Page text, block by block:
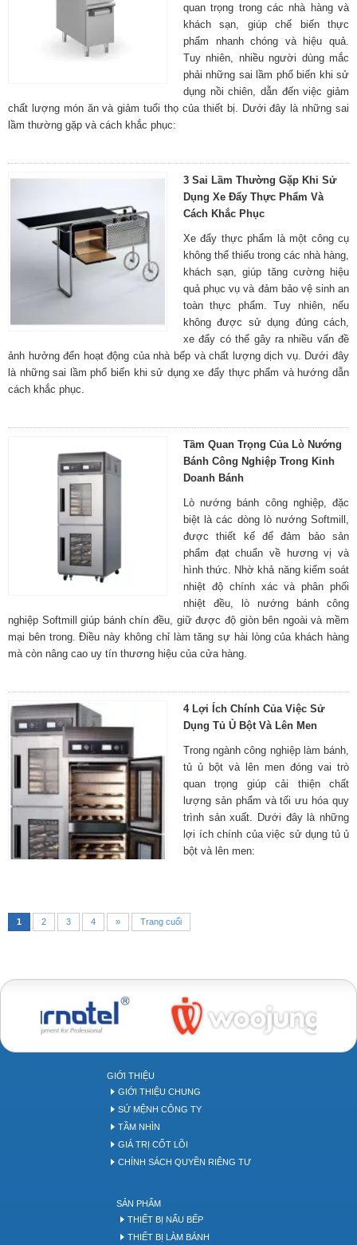
quan trọng trong các nhà hàng và
khách sạn, giúp chế biến thực
phẩm nhanh chóng và hiệu quả.
Tuy nhiên, nhiều người dùng mắc
phải những sai lầm phổ biến khi sử
dụng nồi chiên, dẫn đến việc giảm
chất lượng món ăn và giảm tuổi thọ của thiết bị. Dưới đây là những sai
lầm thường gặp và cách khắc phục:
3 Sai Lầm Thường Gặp Khi Sử
Dụng Xe Đẩy Thực Phẩm Và
Cách Khắc Phục
Xe đẩy thực phẩm là một công cụ
không thể thiếu trong các nhà hàng,
khách sạn, giúp tăng cường hiệu
quả phục vụ và đảm bảo vệ sinh an
toàn thực phẩm. Tuy nhiên, nếu
không được sử dụng đúng cách,
xe đẩy có thể gây ra nhiều vấn đề
ảnh hưởng đến hoạt động của nhà bếp và chất lượng dịch vụ. Dưới đây
là những sai lầm phổ biến khi sử dụng xe đẩy thực phẩm và hướng dẫn
cách khắc phục.
Tầm Quan Trọng Của Lò Nướng
Bánh Công Nghiệp Trong Kinh
Doanh Bánh
Lò nướng bánh công nghiệp, đặc
biệt là các dòng lò nướng Softmill,
được thiết kế để đảm bảo sản
phẩm đạt chuẩn về hương vị và
hình thức. Nhờ khả năng kiểm soát
nhiệt độ chính xác và phân phối
nhiệt đều, lò nướng bánh công
nghiệp Softmill giúp bánh chín đều, giữ được độ giòn bên ngoài và mềm
mại bên trong. Điều này không chỉ làm tăng sự hài lòng của khách hàng
mà còn nâng cao uy tín thương hiệu của cửa hàng.
4 Lợi Ích Chính Của Việc Sử
Dụng Tủ Ủ Bột Và Lên Men
Trong ngành công nghiệp làm bánh,
tủ ủ bột và lên men đóng vai trò
quan trọng giúp cải thiện chất
lượng sản phẩm và tối ưu hóa quy
trình sản xuất. Dưới đây là những
lợi ích chính của việc sử dụng tủ ủ
bột và lên men:
1 2 3 4 » Trang cuối
GIỚI THIỆU
GIỚI THIỆU CHUNG
SỨ MỆNH CÔNG TY
TẦM NHÌN
GIÁ TRỊ CỐT LÕI
CHÍNH SÁCH QUYỀN RIÊNG TƯ
SẢN PHẨM
THIẾT BỊ NẤU BẾP
THIẾT BỊ LÀM BÁNH